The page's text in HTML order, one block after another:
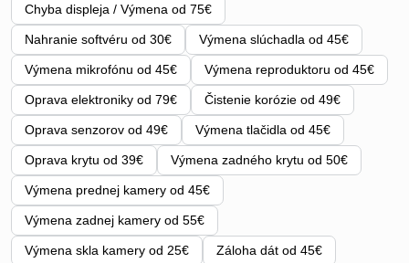
Chyba displeja / Výmena od 75€
Nahranie softvéru od 30€ Výmena slúchadla od 45€
Výmena mikrofónu od 45€ Výmena reproduktoru od 45€
Oprava elektroniky od 79€ Čistenie korózie od 49€
Oprava senzorov od 49€ Výmena tlačidla od 45€
Oprava krytu od 39€ Výmena zadného krytu od 50€
Výmena prednej kamery od 45€
Výmena zadnej kamery od 55€
Výmena skla kamery od 25€ Záloha dát od 45€